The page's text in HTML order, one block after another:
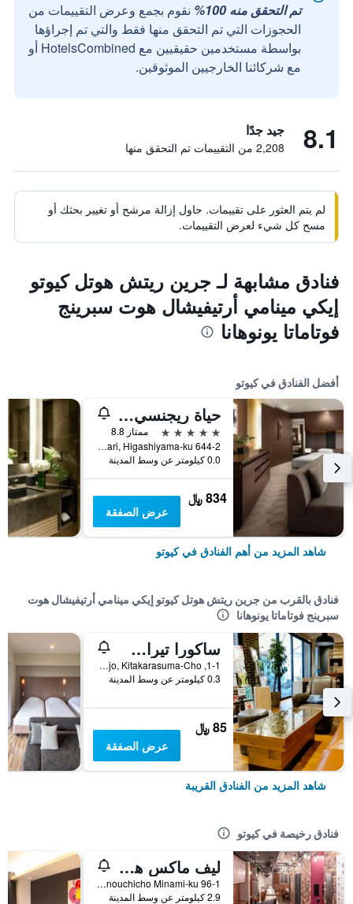
تم التحقق منه 100%
نقوم بجمع وعرض التقييمات من
الحجوزات التي تم التحقق منها فقط والتي تم إجراؤها
بواسطة مستخدمين حقيقيين مع HotelsCombined أو
مع شركائنا الخارجيين الموثوقين.
8.1 جيد جدًا
2,208 من التقييمات تم التحقق منها
لم يتم العثور على تقييمات. حاول إزالة مرشح أو تغيير بحثك أو
مسح كل شيء لعرض التقييمات.
فنادق مشابهة لـ جرين ريتش هوتل كيوتو
إيكي مينامي أرتيفيشال هوت سبرينج
فوتاماتا يونوهانا
أفضل الفنادق في كيوتو
حياة ريجنسي كيوتو
5 نجوم
ممتاز 8.8
644-2 Sanjusangendo-Mawari, Higashiyama-ku, كيوتو, اليابان
0.0 كيلومتر عن وسط المدينة
834 ﷼
عرض الصفقة
شاهد المزيد من أهم الفنادق في كيوتو
فنادق بالقرب من جرين ريتش هوتل كيوتو إيكي مينامي أرتيفيشال هوت
سبرينج فوتاماتا يونوهانا
ساكورا تيراس ذا أتوليي
1-1, Higashikujo, Kitakarasuma-Cho, كيوتو, اليابان
0.3 كيلومتر عن وسط المدينة
85 ﷼
عرض الصفقة
شاهد المزيد من الفنادق القريبة
فنادق رخيصة في كيوتو
ليف ماكس هوستلز كيوتوكيماي
96-1 Nishikujo Ikenouchicho Minami-ku, كيوتو, اليابان
2.9 كيلومتر عن وسط المدينة